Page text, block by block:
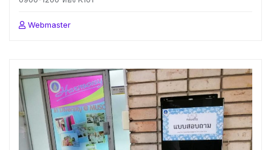
Webmaster